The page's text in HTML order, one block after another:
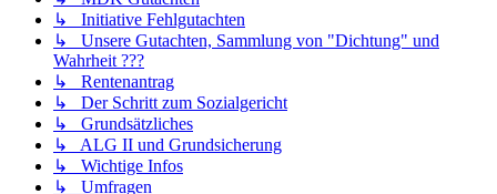
↳ Initiative Fehlgutachten
↳ Unsere Gutachten, Sammlung von "Dichtung" und
Wahrheit ???
↳ Rentenantrag
↳ Der Schritt zum Sozialgericht
↳ Grundsätzliches
↳ ALG II und Grundsicherung
↳ Wichtige Infos
↳ Umfragen